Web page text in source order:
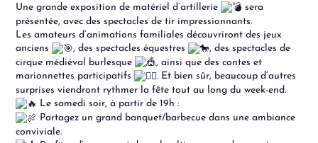
Une grande exposition de matériel d’artillerie
sera
présentée, avec des spectacles de tir impressionnants.
Les amateurs d’animations familiales découvriront des jeux
anciens
, des spectacles équestres
, des spectacles de
cirque médiéval burlesque
, ainsi que des contes et
marionnettes participatifs
. Et bien sûr, beaucoup d’autres
surprises viendront rythmer la fête tout au long du week-end.
Le samedi soir, à partir de 19h :
Partagez un grand banquet/barbecue dans une ambiance
conviviale.